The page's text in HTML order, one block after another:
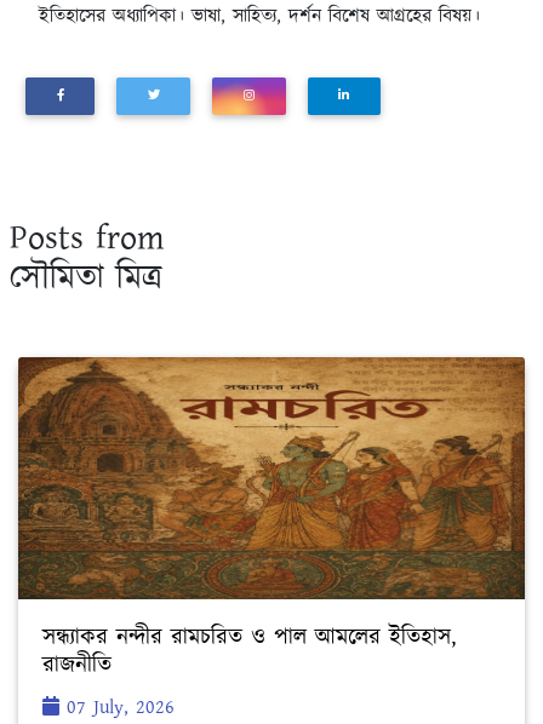
ইতিহাসের অধ্যাপিকা। ভাষা, সাহিত্য, দর্শন বিশেষ আগ্রহের বিষয়।
Posts from
সৌমিতা মিত্র
সন্ধ্যাকর নন্দীর রামচরিত ও পাল আমলের ইতিহাস,
রাজনীতি
07 July, 2026